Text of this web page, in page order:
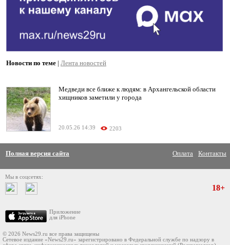
Новости по теме | Лента новостей
Медведи все ближе к людям: в Архангельской области
хищников заметили у города
20.05.26 14:39 2203
Полная версия сайта Оплата Контакты
Мы в соцсетях:
Приложение
для iPhone
18+
© 2026 News29.ru все права защищены
Сетевое издание «News29.ru» зарегистрировано в Федеральной службе по надзору в